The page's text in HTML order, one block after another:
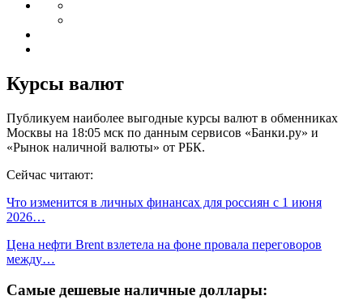
Курсы валют
Публикуем наиболее выгодные курсы валют в обменниках
Москвы на 18:05 мск по данным сервисов «Банки.ру» и
«Рынок наличной валюты» от РБК.
Сейчас читают:
Что изменится в личных финансах для россиян с 1 июня
2026…
Цена нефти Brent взлетела на фоне провала переговоров
между…
Самые дешевые наличные доллары: